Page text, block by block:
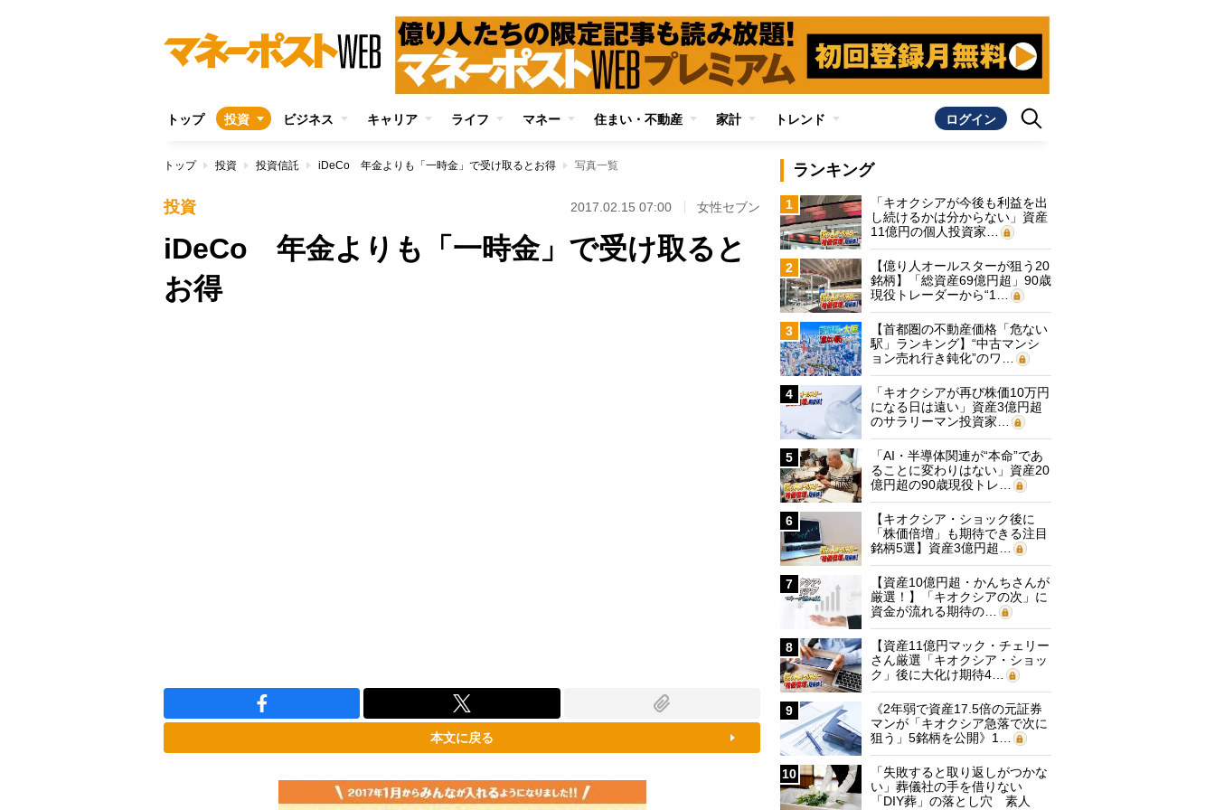
トップ 投資 ビジネス キャリア ライフ マネー 住まい・不動産 家計 トレンド ログイン
トップ 投資 投資信託 iDeCo 年金よりも「一時金」で受け取るとお得 写真一覧
投資 2017.02.15 07:00 女性セブン
iDeCo 年金よりも「一時金」で受け取ると
お得
本文に戻る
ランキング
1
「キオクシアが今後も利益を出
し続けるかは分からない」資産
11億円の個人投資家…
2
【億り人オールスターが狙う20
銘柄】「総資産69億円超」90歳
現役トレーダーから“1…
3
【首都圏の不動産価格「危ない
駅」ランキング】“中古マンシ
ョン売れ行き鈍化”のワ…
4
「キオクシアが再び株価10万円
になる日は遠い」資産3億円超
のサラリーマン投資家…
5
「AI・半導体関連が“本命”であ
ることに変わりはない」資産20
億円超の90歳現役トレ…
6
【キオクシア・ショック後に
「株価倍増」も期待できる注目
銘柄5選】資産3億円超…
7
【資産10億円超・かんちさんが
厳選！】「キオクシアの次」に
資金が流れる期待の…
8
【資産11億円マック・チェリー
さん厳選「キオクシア・ショッ
ク」後に大化け期待4…
9
《2年弱で資産17.5倍の元証券
マンが「キオクシア急落で次に
狙う」5銘柄を公開》1…
10
「失敗すると取り返しがつかな
い」葬儀社の手を借りない
「DIY葬」の落とし穴 素人